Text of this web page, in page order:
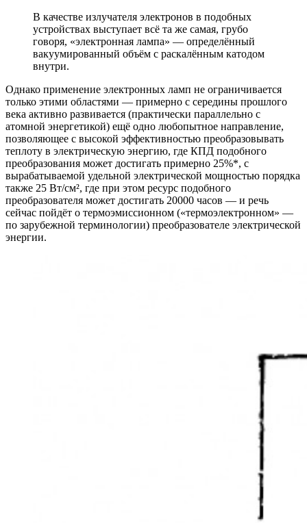
В качестве излучателя электронов в подобных
устройствах выступает всё та же самая, грубо
говоря, «электронная лампа» — определённый
вакуумированный объём с раскалённым катодом
внутри.
Однако применение электронных ламп не ограничивается
только этими областями — примерно с середины прошлого
века активно развивается (практически параллельно с
атомной энергетикой) ещё одно любопытное направление,
позволяющее с высокой эффективностью преобразовывать
теплоту в электрическую энергию, где КПД подобного
преобразования может достигать примерно 25%*, с
вырабатываемой удельной электрической мощностью порядка
также 25 Вт/см², где при этом ресурс подобного
преобразователя может достигать 20000 часов — и речь
сейчас пойдёт о термоэмиссионном («термоэлектронном» —
по зарубежной терминологии) преобразователе электрической
энергии.